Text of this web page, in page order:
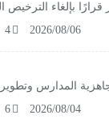
قرارًا بإلغاء
2026/08/06
4
المدارس وتطوير
2026/08/04
6